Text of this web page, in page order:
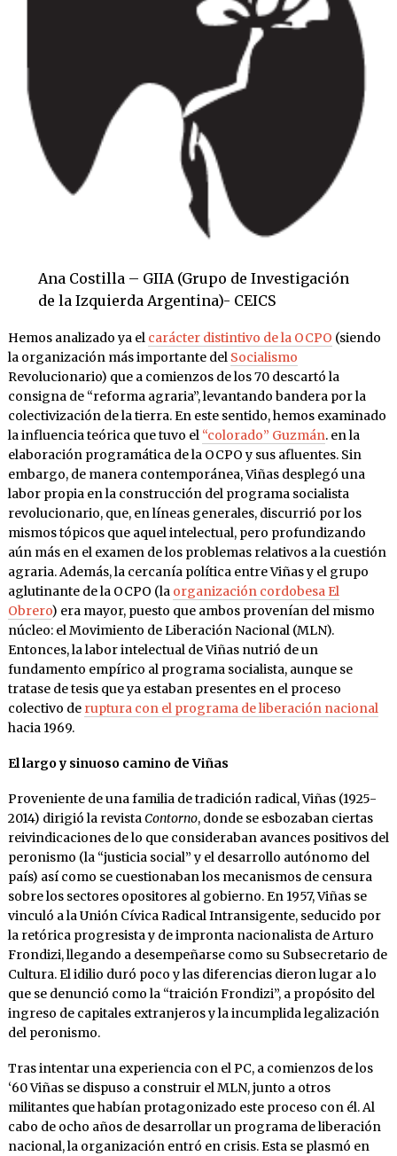
Ana Costilla – GIIA (Grupo de Investigación
de la Izquierda Argentina)- CEICS
Hemos analizado ya el carácter distintivo de la OCPO (siendo
la organización más importante del Socialismo
Revolucionario) que a comienzos de los 70 descartó la
consigna de “reforma agraria”, levantando bandera por la
colectivización de la tierra. En este sentido, hemos examinado
la influencia teórica que tuvo el “colorado” Guzmán. en la
elaboración programática de la OCPO y sus afluentes. Sin
embargo, de manera contemporánea, Viñas desplegó una
labor propia en la construcción del programa socialista
revolucionario, que, en líneas generales, discurrió por los
mismos tópicos que aquel intelectual, pero profundizando
aún más en el examen de los problemas relativos a la cuestión
agraria. Además, la cercanía política entre Viñas y el grupo
aglutinante de la OCPO (la organización cordobesa El
Obrero) era mayor, puesto que ambos provenían del mismo
núcleo: el Movimiento de Liberación Nacional (MLN).
Entonces, la labor intelectual de Viñas nutrió de un
fundamento empírico al programa socialista, aunque se
tratase de tesis que ya estaban presentes en el proceso
colectivo de ruptura con el programa de liberación nacional
hacia 1969.
El largo y sinuoso camino de Viñas
Proveniente de una familia de tradición radical, Viñas (1925-
2014) dirigió la revistaContorno, donde se esbozaban ciertas
reivindicaciones de lo que consideraban avances positivos del
peronismo (la “justicia social” y el desarrollo autónomo del
país) así como se cuestionaban los mecanismos de censura
sobre los sectores opositores al gobierno. En 1957, Viñas se
vinculó a la Unión Cívica Radical Intransigente, seducido por
la retórica progresista y de impronta nacionalista de Arturo
Frondizi, llegando a desempeñarse como su Subsecretario de
Cultura. El idilio duró poco y las diferencias dieron lugar a lo
que se denunció como la “traición Frondizi”, a propósito del
ingreso de capitales extranjeros y la incumplida legalización
del peronismo.
Tras intentar una experiencia con el PC, a comienzos de los
‘60 Viñas se dispuso a construir el MLN, junto a otros
militantes que habían protagonizado este proceso con él. Al
cabo de ocho años de desarrollar un programa de liberación
nacional, la organización entró en crisis. Esta se plasmó en